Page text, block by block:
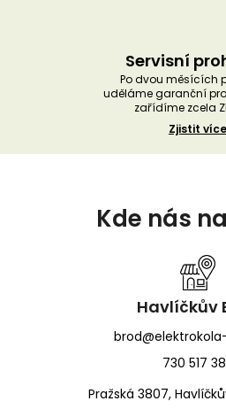
Servisní
Po dvou měsících
uděláme garanční
zařídíme zcela
Zjistit více
Kde nás
Havlíčkův
730 517
Pražská 3807,